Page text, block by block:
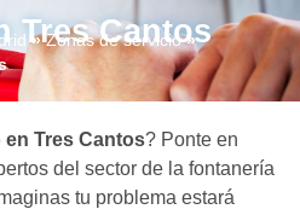
Tres Cantos
»Zonas de servicio»
Tres Cantos? Ponte en
del sector de la fontanería
tu problema estará